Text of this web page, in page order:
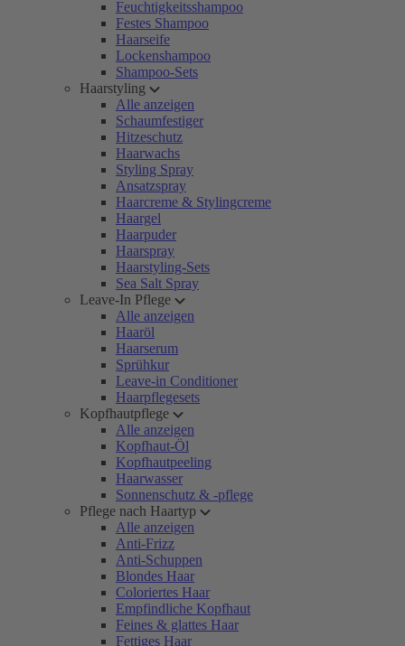
Feuchtigkeitsshampoo
Festes Shampoo
Haarseife
Lockenshampoo
Shampoo-Sets
Haarstyling
Alle anzeigen
Schaumfestiger
Hitzeschutz
Haarwachs
Styling Spray
Ansatzspray
Haarcreme & Stylingcreme
Haargel
Haarpuder
Haarspray
Haarstyling-Sets
Sea Salt Spray
Leave-In Pflege
Alle anzeigen
Haaröl
Haarserum
Sprühkur
Leave-in Conditioner
Haarpflegesets
Kopfhautpflege
Alle anzeigen
Kopfhaut-Öl
Kopfhautpeeling
Haarwasser
Sonnenschutz & -pflege
Pflege nach Haartyp
Alle anzeigen
Anti-Frizz
Anti-Schuppen
Blondes Haar
Coloriertes Haar
Empfindliche Kopfhaut
Feines & glattes Haar
Fettiges Haar